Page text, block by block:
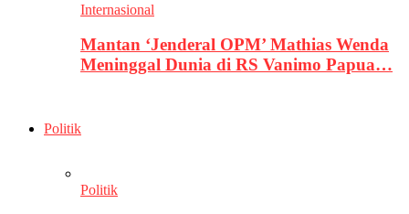
Internasional
Mantan ‘Jenderal OPM’ Mathias Wenda
Meninggal Dunia di RS Vanimo Papua…
Politik
Politik